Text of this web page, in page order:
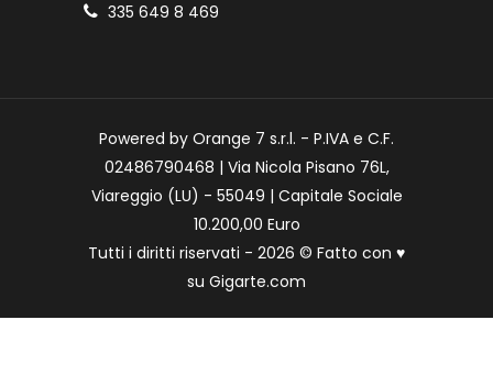
335 649 8 469
Powered by Orange 7 s.r.l. - P.IVA e C.F.
02486790468 | Via Nicola Pisano 76L,
Viareggio (LU) - 55049 | Capitale Sociale
10.200,00 Euro
Tutti i diritti riservati - 2026 © Fatto con ♥
su Gigarte.com